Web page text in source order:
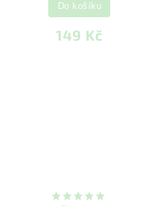
149 Kč
Do košíku